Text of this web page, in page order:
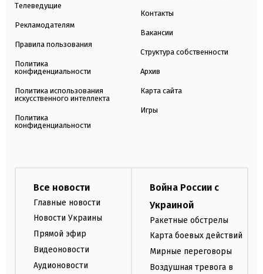
Телеведущие
Рекламодателям
Правила пользования
Политика
конфиденциальности
Политика использования
искусственного интеллекта
Политика
конфиденциальности
Контакты
Вакансии
Структура собственности
Архив
Карта сайта
Игры
Все новости
Главные новости
Новости Украины
Прямой эфир
Видеоновости
Аудионовости
Война России с
Украиной
Ракетные обстрелы
Карта боевых действий
Мирные переговоры
Воздушная тревога в